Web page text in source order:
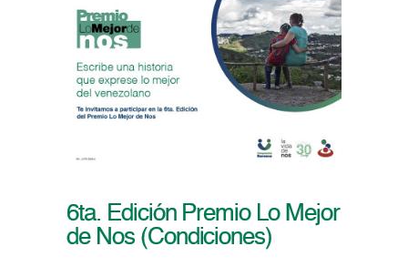
6ta. Edición Premio Lo Mejor
de Nos (Condiciones)